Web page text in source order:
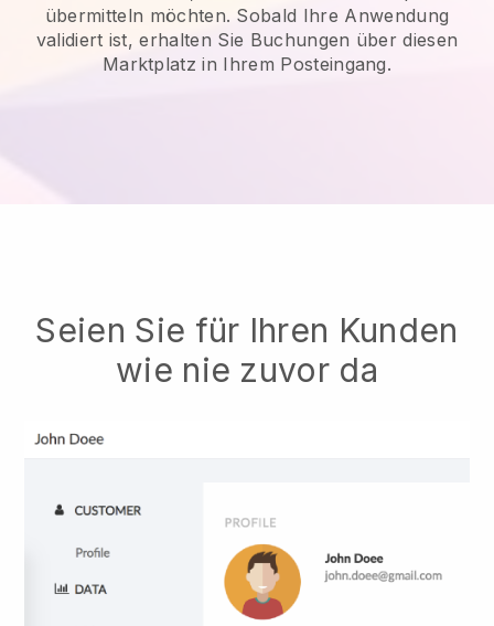
übermitteln möchten. Sobald Ihre Anwendung
validiert ist, erhalten Sie Buchungen über diesen
Marktplatz in Ihrem Posteingang.
Seien Sie für Ihren Kunden
wie nie zuvor da